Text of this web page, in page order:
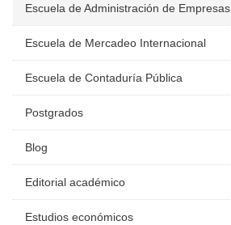
Escuela de Administración de Empresas
Escuela de Mercadeo Internacional
Escuela de Contaduría Pública
Postgrados
Blog
Editorial académico
Estudios económicos